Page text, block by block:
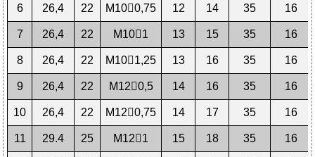
6 26,4 22 М100,75 12 14 35 16
7 26,4 22 М101 13 15 35 16
8 26,4 22 М101,25 13 16 35 16
9 26,4 22 М120,5 14 16 35 16
10 26,4 22 М120,75 14 17 35 16
11 29.4 25 М121 15 18 35 16